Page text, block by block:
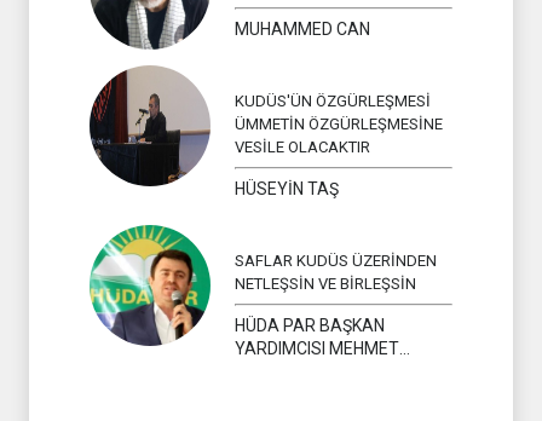
MUHAMMED CAN
KUDÜS'ÜN ÖZGÜRLEŞMESİ
ÜMMETİN ÖZGÜRLEŞMESİNE
VESİLE OLACAKTIR
HÜSEYİN TAŞ
SAFLAR KUDÜS ÜZERİNDEN
NETLEŞSİN VE BİRLEŞSİN
HÜDA PAR BAŞKAN
YARDIMCISI MEHMET